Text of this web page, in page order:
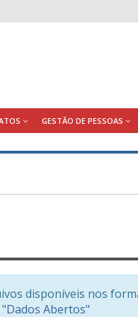
GESTÃO DE PESSOAS
disponíveis nos
Abertos"